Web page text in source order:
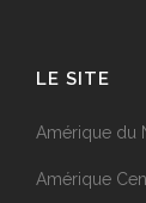
LE SITE
Amérique du
Amérique